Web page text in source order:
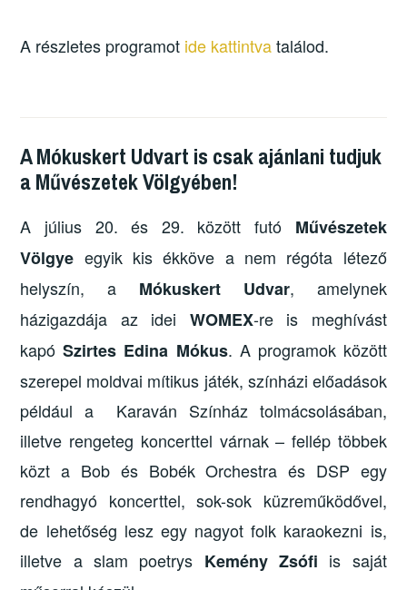
A részletes programot ide kattintvatalálod.
A Mókuskert Udvart is csak ajánlani tudjuk
a Művészetek Völgyében!
A július 20. és 29. között futó Művészetek
Völgye egyik kis ékköve a nem régóta létező
helyszín, a Mókuskert Udvar, amelynek
házigazdája az idei WOMEX-re is meghívást
kapóSzirtes Edina Mókus. A programok között
szerepel moldvai mítikus játék, színházi előadások
például a Karaván Színház tolmácsolásában,
illetve rengeteg koncerttel várnak – fellép többek
közt a Bob és Bobék Orchestra és DSP egy
rendhagyó koncerttel, sok-sok küzreműködővel,
de lehetőség lesz egy nagyot folk karaokezni is,
illetve a slam poetrys Kemény Zsófi is saját